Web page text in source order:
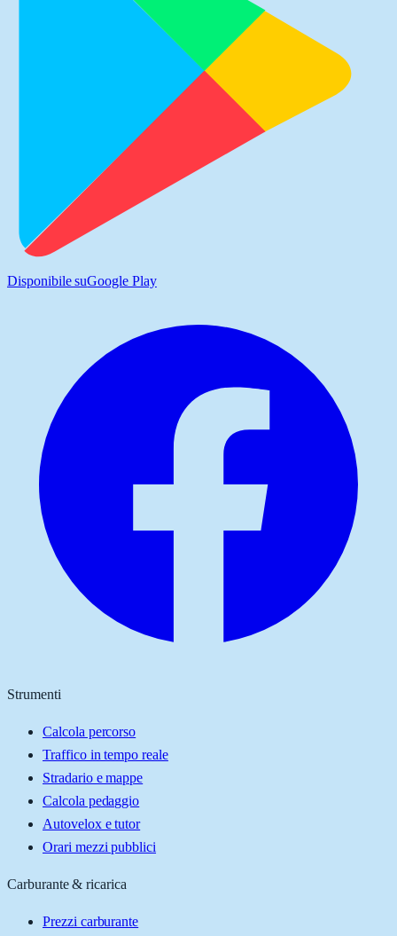
Disponibile suGoogle Play
Strumenti
Calcola percorso
Traffico in tempo reale
Stradario e mappe
Calcola pedaggio
Autovelox e tutor
Orari mezzi pubblici
Carburante & ricarica
Prezzi carburante